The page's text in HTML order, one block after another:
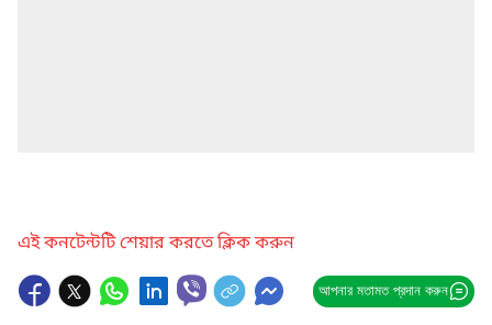
এই কনটেন্টটি শেয়ার করতে ক্লিক করুন
আপনার মতামত প্রদান করুন